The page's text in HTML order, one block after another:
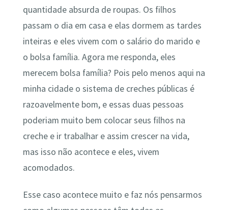
quantidade absurda de roupas. Os filhos
passam o dia em casa e elas dormem as tardes
inteiras e eles vivem com o salário do marido e
o bolsa família. Agora me responda, eles
merecem bolsa família? Pois pelo menos aqui na
minha cidade o sistema de creches públicas é
razoavelmente bom, e essas duas pessoas
poderiam muito bem colocar seus filhos na
creche e ir trabalhar e assim crescer na vida,
mas isso não acontece e eles, vivem
acomodados.
Esse caso acontece muito e faz nós pensarmos